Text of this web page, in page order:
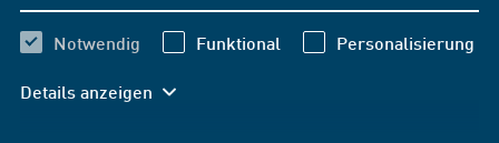
Notwendig Funktional Personalisierung
Details anzeigen